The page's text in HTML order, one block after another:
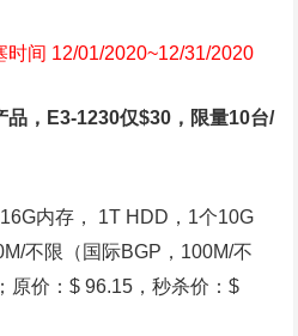
时间 12/01/2020~12/31/2020
品，E3-1230仅$30，限量10台/
内存， 1T HDD，1个10G
不限（国际BGP，100M/不
原价：$ 96.15，秒杀价：$